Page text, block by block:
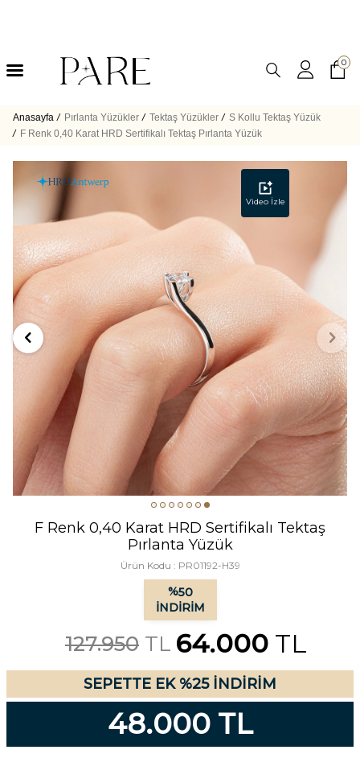
0
Anasayfa / Pırlanta Yüzükler / Tektaş Yüzükler / S Kollu Tektaş Yüzük
/ F Renk 0,40 Karat HRD Sertifikalı Tektaş Pırlanta Yüzük
Video İzle
F Renk 0,40 Karat HRD Sertifikalı Tektaş
Pırlanta Yüzük
Ürün Kodu : PR01192-H39
%50
İNDIRIM
127.950 TL 64.000 TL
SEPETTE EK %25 İNDİRİM
48.000 TL